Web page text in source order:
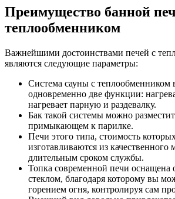
Преимущество банной
теплообменником
Важнейшими достоинствами печей с
являются следующие параметры:
Система сауны с теплообменником
одновременно две функции:
нагревает парную и раздевалку.
Бак такой системы можно
примыкающем к парилке.
Печи этого типа, стоимость
изготавливаются из качественного
длительным сроком службы.
Топка современной печи оснащена
стеклом, благодаря которому вы
горением огня, контролируя сам